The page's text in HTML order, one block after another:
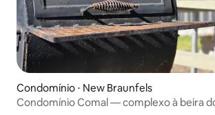
Condomínio ⋅ New Braunfels
Condomínio Comal — complexo à beira